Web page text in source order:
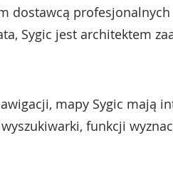
dostawcą
Sygic jest architektem
mapy Sygic mają
funkcji